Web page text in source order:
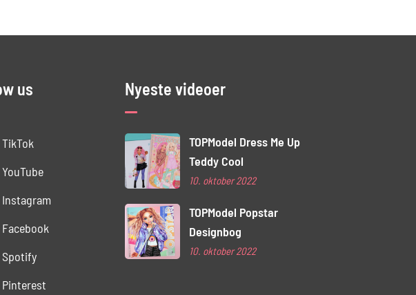
us
TikTok
YouTube
Instagram
Facebook
Spotify
Pinterest
Nyeste videoer
TOPModel Dress Me Up
Teddy Cool
10. oktober 2022
TOPModel Popstar
Designbog
10. oktober 2022